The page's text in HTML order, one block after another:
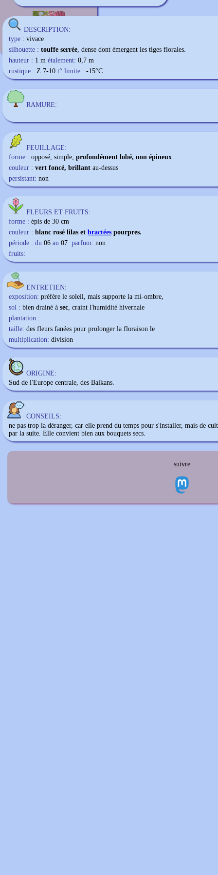
DESCRIPTION:
type : vivace
silhouette : touffe serrée, dense dont émergent les tiges florales.
hauteur : 1 m étalement: 0,7 m
rustique : Z 7-10 t° limite : -15°C
RAMURE:
FEUILLAGE:
forme : opposé, simple, profondément lobé, non épineux
couleur : vert foncé, brillant au-dessus
persistant: non
FLEURS ET FRUITS:
forme : épis de 30 cm
couleur : blanc rosé lilas et bractées pourpres.
période : du 06 au 07 parfum: non
fruits:
ENTRETIEN:
exposition: préfère le soleil, mais supporte la mi-ombre,
sol : bien drainé à sec, craint l'humidité hivernale
plantation :
taille: des fleurs fanées pour prolonger la floraison le
multiplication: division
ORIGINE:
Sud de l'Europe centrale, des Balkans.
CONSEILS:
ne pas trop la déranger, car elle prend du temps pour s'installer, mais de
par la suite. Elle convient bien aux bouquets secs.
suivre